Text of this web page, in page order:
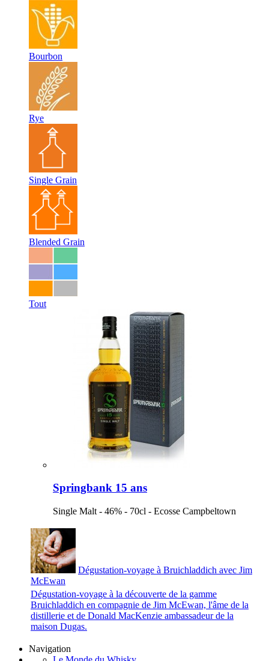
Bourbon
Rye
Single Grain
Blended Grain
Tout
Springbank 15 ans
Single Malt - 46% - 70cl - Ecosse Campbeltown
Dégustation-voyage à Bruichladdich avec Jim
McEwan
Dégustation-voyage à la découverte de la gamme
Bruichladdich en compagnie de Jim McEwan, l'âme de la
distillerie et de Donald MacKenzie ambassadeur de la
maison Dugas.
Navigation